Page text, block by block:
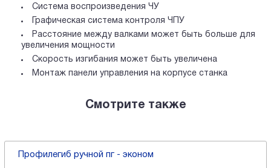
Система воспроизведения ЧУ
Графическая система контроля ЧПУ
Расстояние между валками может быть больше для
увеличения мощности
Скорость изгибания может быть увеличена
Монтаж панели управления на корпусе станка
Смотрите также
Профилегиб ручной пг - эконом